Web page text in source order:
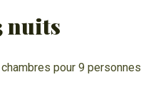
nuits
pour 9 personnes